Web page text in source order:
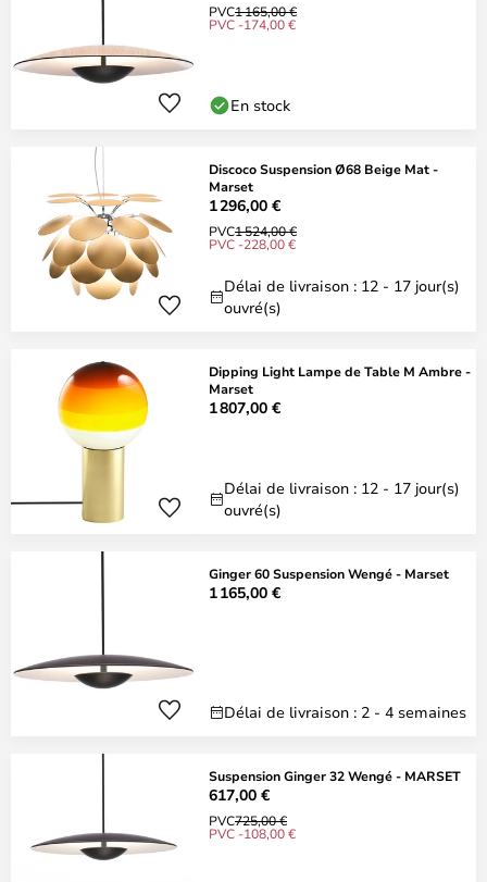
PVC1 165,00 €
PVC -174,00 €
En stock
Discoco Suspension Ø68 Beige Mat -
Marset
1 296,00 €
PVC1 524,00 €
PVC -228,00 €
Délai de livraison : 12 - 17 jour(s)
ouvré(s)
Dipping Light Lampe de Table M Ambre -
Marset
1 807,00 €
Délai de livraison : 12 - 17 jour(s)
ouvré(s)
Ginger 60 Suspension Wengé - Marset
1 165,00 €
Délai de livraison : 2 - 4 semaines
Suspension Ginger 32 Wengé - MARSET
617,00 €
PVC725,00 €
PVC -108,00 €